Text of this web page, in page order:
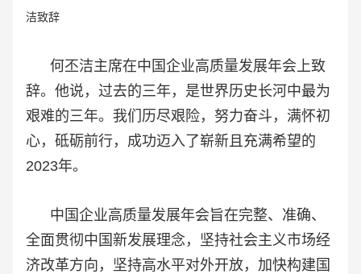
洁致辞
何丕洁主席在中国企业高质量发展年会上致
辞。他说，过去的三年，是世界历史长河中最为
艰难的三年。我们历尽艰险，努力奋斗，满怀初
心，砥砺前行，成功迈入了崭新且充满希望的
2023年。
中国企业高质量发展年会旨在完整、准确、
全面贯彻中国新发展理念，坚持社会主义市场经
济改革方向，坚持高水平对外开放，加快构建国